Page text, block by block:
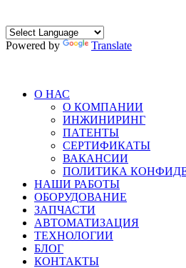
Powered by Translate
О НАС
О КОМПАНИИ
ИНЖИНИРИНГ
ПАТЕНТЫ
СЕРТИФИКАТЫ
ВАКАНСИИ
ПОЛИТИКА
НАШИ РАБОТЫ
ОБОРУДОВАНИЕ
ЗАПЧАСТИ
АВТОМАТИЗАЦИЯ
ТЕХНОЛОГИИ
БЛОГ
КОНТАКТЫ